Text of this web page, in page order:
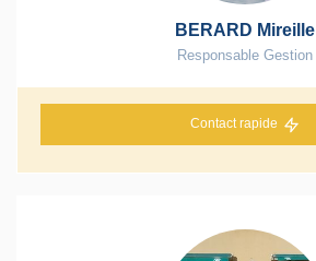
BERARD Mireille
Responsable Gestion
Contact rapide